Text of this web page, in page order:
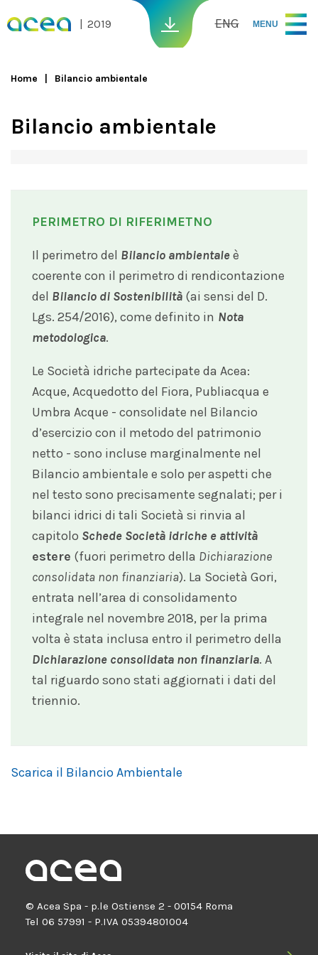
2019 ENG MENU
Home Bilancio ambientale
Bilancio ambientale
PERIMETRO DI RIFERIMETNO
Il perimetro del Bilancio ambientaleè
coerente con il perimetro di rendicontazione
del Bilancio di Sostenibilità (ai sensi del D.
Lgs. 254/2016), come definito in Nota
metodologica.
Le Società idriche partecipate da Acea:
Acque, Acquedotto del Fiora, Publiacqua e
Umbra Acque - consolidate nel Bilancio
d’esercizio con il metodo del patrimonio
netto - sono incluse marginalmente nel
Bilancio ambientale e solo per aspetti che
nel testo sono precisamente segnalati; per i
bilanci idrici di tali Società si rinvia al
capitolo Schede Società idriche e attività
estere (fuori perimetro della Dichiarazione
consolidata non finanziaria). La Società Gori,
entrata nell’area di consolidamento
integrale nel novembre 2018, per la prima
volta è stata inclusa entro il perimetro della
Dichiarazione consolidata non finanziaria. A
tal riguardo sono stati aggiornati i dati del
triennio.
Scarica il Bilancio Ambientale
© Acea Spa - p.le Ostiense 2 - 00154 Roma
Tel 06 57991 - P.IVA 05394801004